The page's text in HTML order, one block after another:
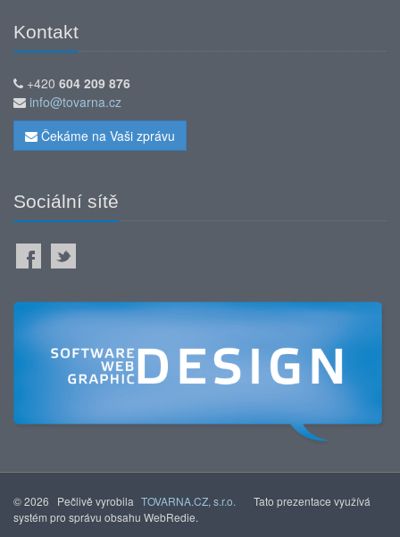
Kontakt
+420 604 209 876
info@tovarna.cz
Čekáme na Vaši zprávu
Sociální sítě
© 2026 Pečlivě vyrobila TOVARNA.CZ, s.r.o.
Tato prezentace využívá
systém pro správu obsahu WebRedie.